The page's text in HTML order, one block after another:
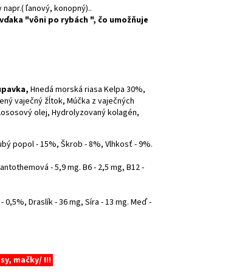
napr.( ľanový, konopný)..
"vôni po rybách ", čo umožňuje
Hnedá morská riasa Kelpa 30%,
vaječný žĺtok, Múčka z vaječných
olej, Hydrolyzovaný kolagén,
popol - 15%, Škrob - 8%, Vlhkosť - 9%.
- 5,9 mg. B6 - 2,5 mg, B12 -
Draslík - 36 mg, Síra - 13 mg. Meď -
mačky/ !!!